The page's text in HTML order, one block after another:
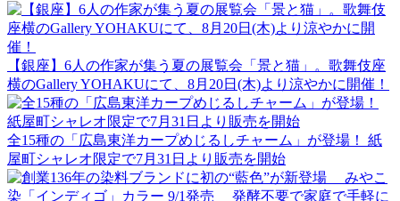
【銀座】6人の作家が集う夏の展覧会「景と猫」。歌舞伎座
横のGallery YOHAKUにて、8月20日(木)より涼やかに開催！
全15種の「広島東洋カープめじるしチャーム」が登場！ 紙
屋町シャレオ限定で7月31日より販売を開始